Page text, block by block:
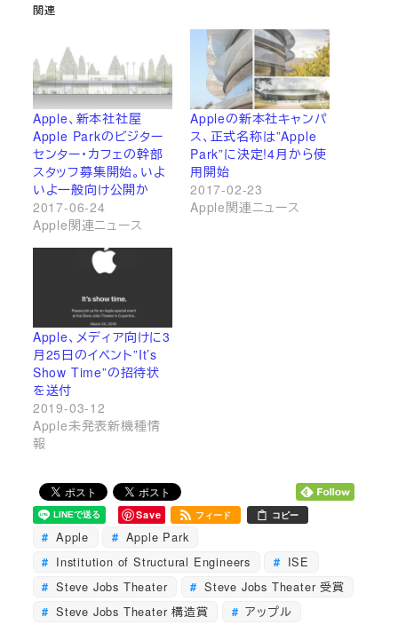
関連
Apple、新本社社屋
Apple Parkのビジター
センター・カフェの幹部
スタッフ募集開始。いよ
いよ一般向け公開か
2017-06-24
Apple関連ニュース
Appleの新本社キャンパ
ス、正式名称は”Apple
Park”に決定!4月から使
用開始
2017-02-23
Apple関連ニュース
Apple、メディア向けに3
月25日のイベント”It’s
Show Time”の招待状
を送付
2019-03-12
Apple未発表新機種情
報
Save フィード コピー
Apple
Apple Park
Institution of Structural Engineers
ISE
Steve Jobs Theater
Steve Jobs Theater 受賞
Steve Jobs Theater 構造賞
アップル